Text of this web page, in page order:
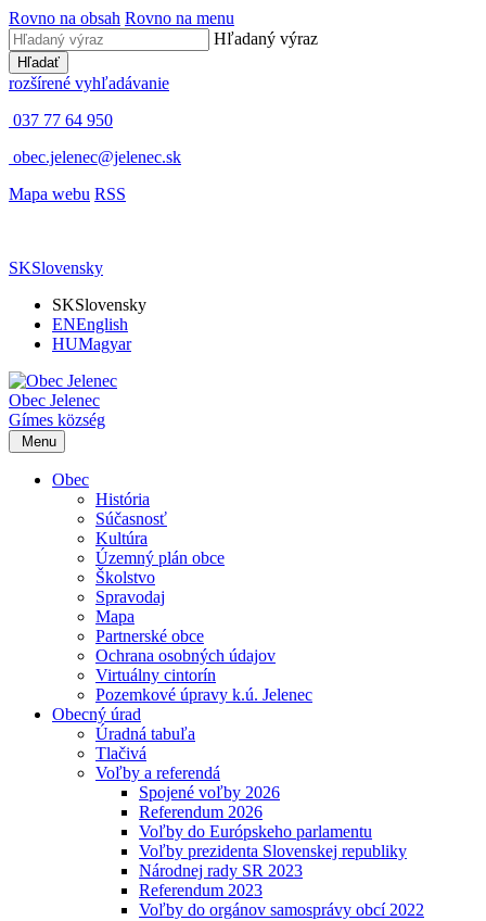
Rovno na obsah Rovno na menu
Hľadaný výraz
Hľadať
rozšírené vyhľadávanie
037 77 64 950
obec.jelenec@jelenec.sk
Mapa webu RSS
SKSlovensky
SKSlovensky
ENEnglish
HUMagyar
Obec Jelenec
Gímes község
Menu
Obec
História
Súčasnosť
Kultúra
Územný plán obce
Školstvo
Spravodaj
Mapa
Partnerské obce
Ochrana osobných údajov
Virtuálny cintorín
Pozemkové úpravy k.ú. Jelenec
Obecný úrad
Úradná tabuľa
Tlačivá
Voľby a referendá
Spojené voľby 2026
Referendum 2026
Voľby do Európskeho parlamentu
Voľby prezidenta Slovenskej republiky
Národnej rady SR 2023
Referendum 2023
Voľby do orgánov samosprávy obcí 2022